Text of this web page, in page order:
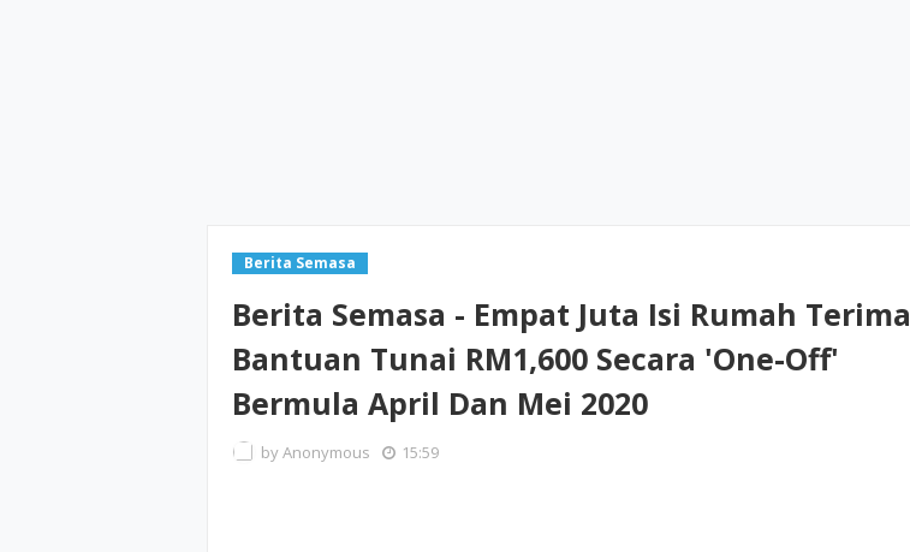
Berita Semasa
Berita Semasa - Empat Juta Isi Rumah Terima
Bantuan Tunai RM1,600 Secara 'One-Off'
Bermula April Dan Mei 2020
byAnonymous 15:59